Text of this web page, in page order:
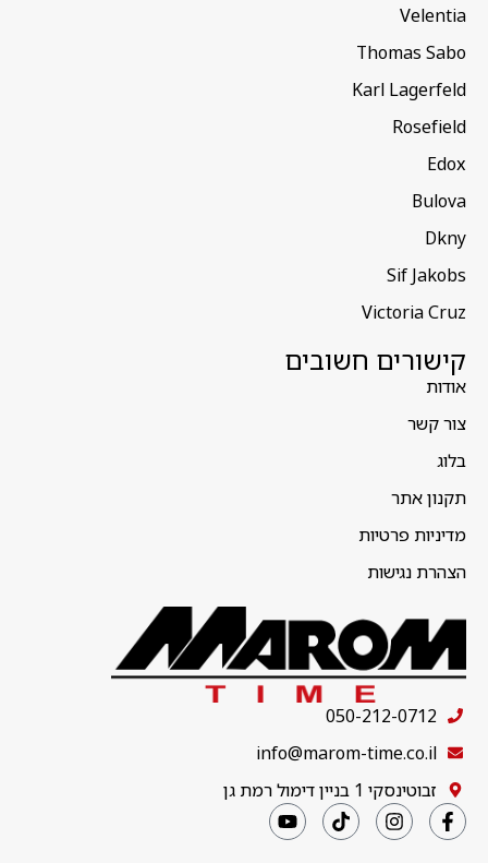
Velentia
Thomas Sabo
Karl Lagerfeld
Rosefield
Edox
Bulova
Dkny
Sif Jakobs
Victoria Cruz
קישורים חשובים
אודות
צור קשר
בלוג
תקנון אתר
מדיניות פרטיות
הצהרת נגישות
050-212-0712
info@marom-time.co.il
זבוטינסקי 1 בניין דימול רמת גן